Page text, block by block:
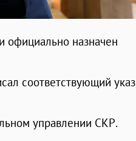
официально назначен
соответствующий указ
управлении СКР.